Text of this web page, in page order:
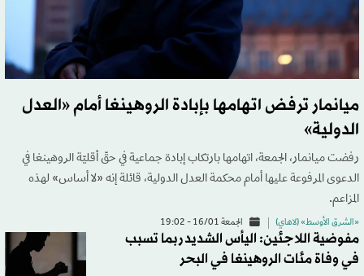
ميانمار ترفض اتهامها بإبادة الروهينغا أمام «العدل
الدولية»
رفضت ميانمار، الجمعة، اتهامها بارتكاب إبادة جماعية في حقّ أقليّة الروهينغا في
الدعوى المرفوعة عليها أمام محكمة العدل الدولية، قائلة إنه «لا أساس» لهذه
المزاعم.
«الشرق الأوسط» (لاهاي) الجمعة 16/01 - 19:02
مفوضية اللاجئين: اليأس الشديد ربما تسبب
في وفاة مئات الروهينغا في البحر